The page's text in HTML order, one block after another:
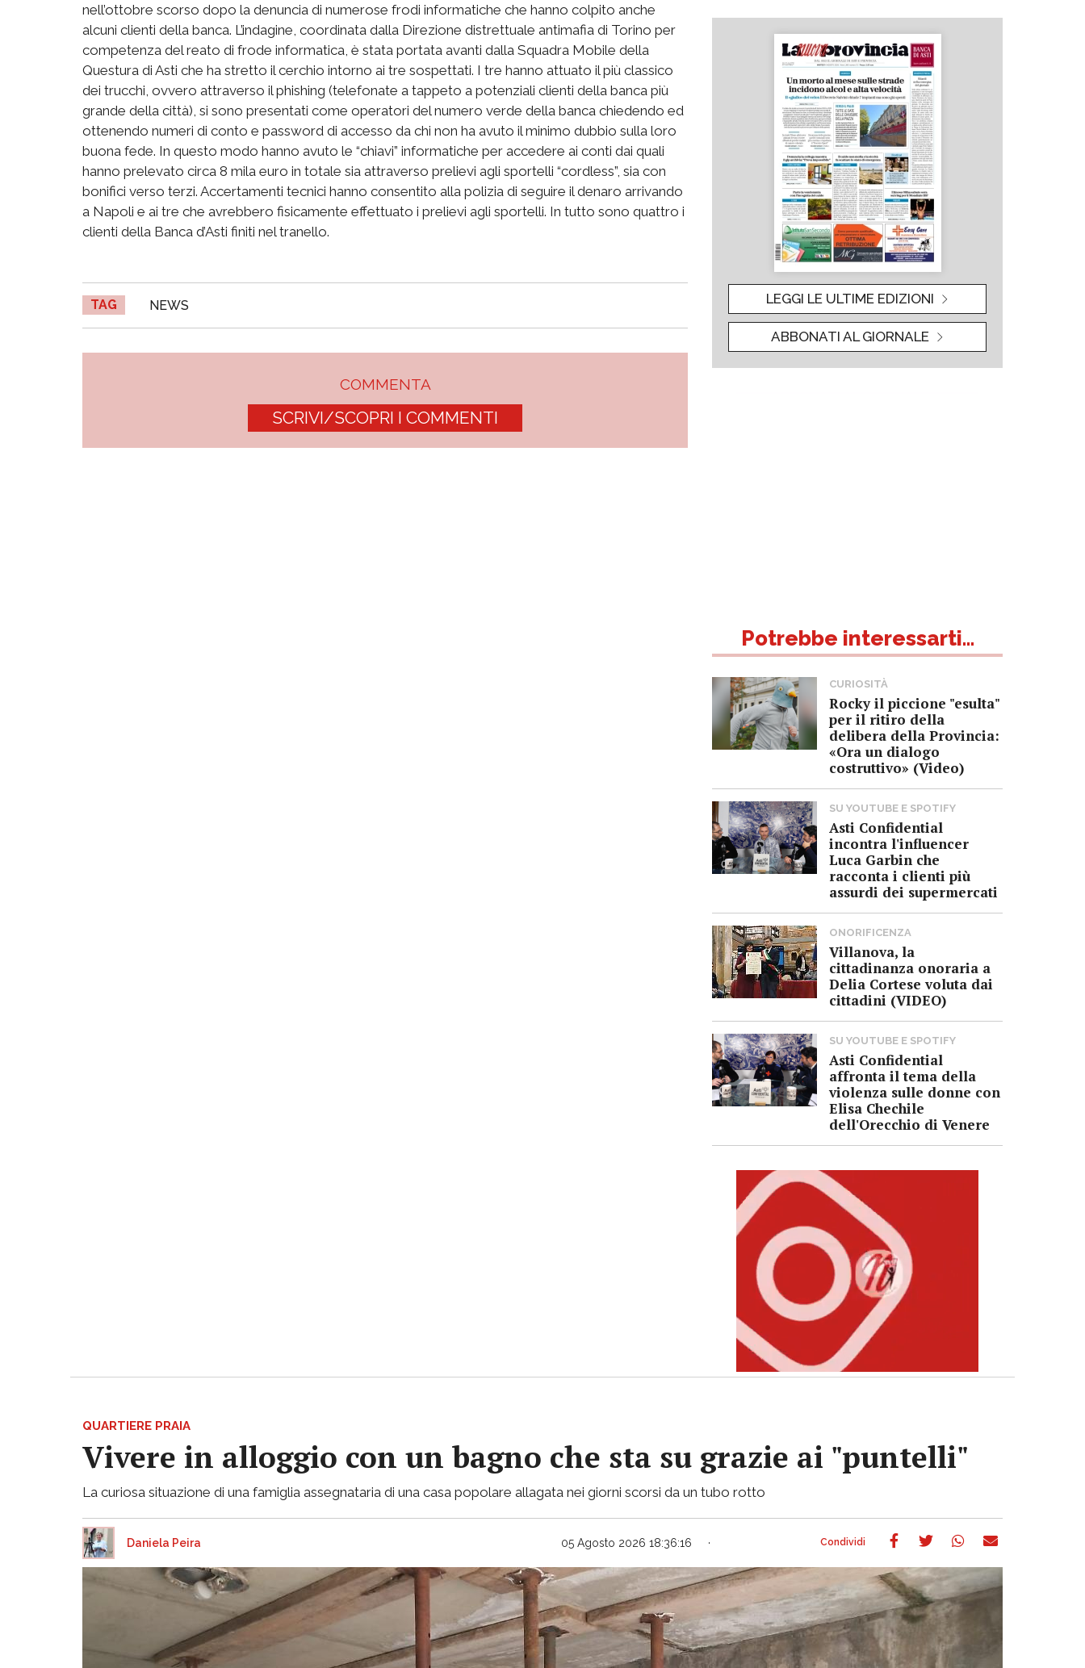
nell’ottobre scorso dopo la denuncia di numerose frodi informatiche che hanno colpito anche
alcuni clienti della banca. L’indagine, coordinata dalla Direzione distrettuale antimafia di Torino per
competenza del reato di frode informatica, è stata portata avanti dalla Squadra Mobile della
Questura di Asti che ha stretto il cerchio intorno ai tre sospettati. I tre hanno attuato il più classico
dei trucchi, ovvero attraverso il phishing (telefonate a tappeto a potenziali clienti della banca più
grande della città), si sono presentati come operatori del numero verde della banca chiedendo ed
ottenendo numeri di conto e password di accesso da chi non ha avuto il minimo dubbio sulla loro
buona fede. In questo modo hanno avuto le “chiavi” informatiche per accedere ai conti dai quali
hanno prelevato circa 8 mila euro in totale sia attraverso prelievi agli sportelli “cordless”, sia con
bonifici verso terzi. Accertamenti tecnici hanno consentito alla polizia di seguire il denaro arrivando
a Napoli e ai tre che avrebbero fisicamente effettuato i prelievi agli sportelli. In tutto sono quattro i
clienti della Banca d’Asti finiti nel tranello.
TAG NEWS
COMMENTA
SCRIVI/SCOPRI I COMMENTI
LEGGI LE ULTIME EDIZIONI
ABBONATI AL GIORNALE
Potrebbe interessarti...
CURIOSITÀ
Rocky il piccione "esulta"
per il ritiro della
delibera della Provincia:
«Ora un dialogo
costruttivo» (Video)
SU YOUTUBE E SPOTIFY
Asti Confidential
incontra l'influencer
Luca Garbin che
racconta i clienti più
assurdi dei supermercati
ONORIFICENZA
Villanova, la
cittadinanza onoraria a
Delia Cortese voluta dai
cittadini (VIDEO)
SU YOUTUBE E SPOTIFY
Asti Confidential
affronta il tema della
violenza sulle donne con
Elisa Chechile
dell'Orecchio di Venere
QUARTIERE PRAIA
Vivere in alloggio con un bagno che sta su grazie ai "puntelli"
La curiosa situazione di una famiglia assegnataria di una casa popolare allagata nei giorni scorsi da un tubo rotto
Daniela Peira 05 Agosto 2026 18:36:16